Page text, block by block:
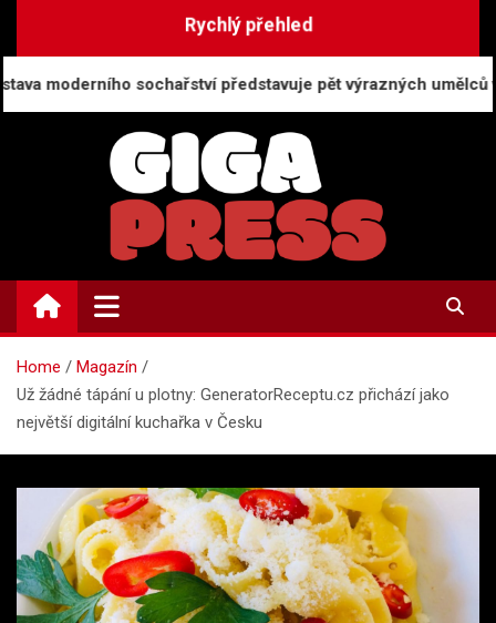
Rychlý přehled
sochařství představuje pět výrazných umělců v Brně
GigaPress.cz
Zpravodajství | Press info
Home
Magazín
Už žádné tápání u plotny: GeneratorReceptu.cz přichází jako
největší digitální kuchařka v Česku